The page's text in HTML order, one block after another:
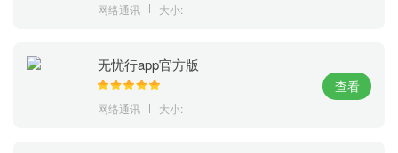
网络通讯 大小:
无忧行app官方版
网络通讯 大小:
查看